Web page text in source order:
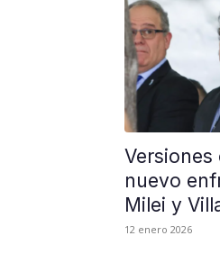
nuevo
Milei y
12 enero 2026